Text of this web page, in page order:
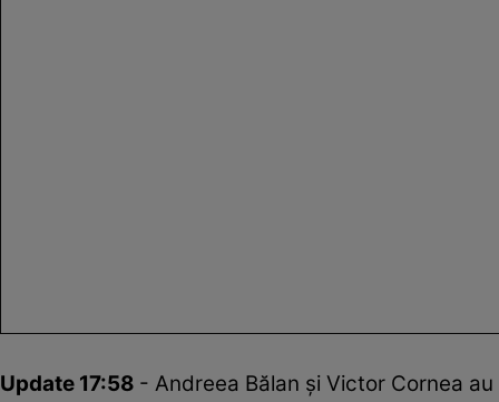
Update 17:58 - Andreea Bălan și Victor Cornea